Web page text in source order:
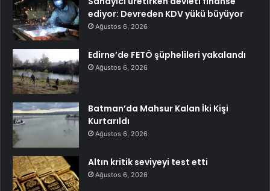
ediyor: Devreden KDV yükü büyüyor
Ağustos 6, 2026
Edirne’de FETÖ şüphelileri yakalandı
Ağustos 6, 2026
Batman’da Mahsur Kalan İki Kişi
Kurtarıldı
Ağustos 6, 2026
Altın kritik seviyeyi test etti
Ağustos 6, 2026